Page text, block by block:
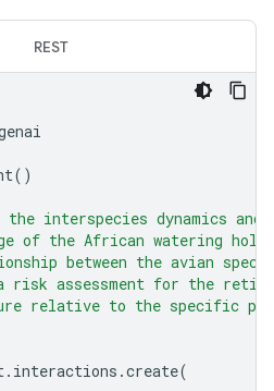
REST
()
the interspecies dynamics
of the African watering
between the avian
a risk assessment for the
relative to the specific
. interactions .create(